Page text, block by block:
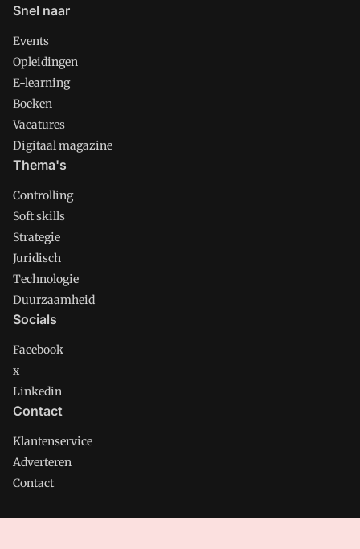
Snel naar
Events
Opleidingen
E-learning
Boeken
Vacatures
Digitaal magazine
Thema's
Controlling
Soft skills
Strategie
Juridisch
Technologie
Duurzaamheid
Socials
Facebook
x
Linkedin
Contact
Klantenservice
Adverteren
Contact